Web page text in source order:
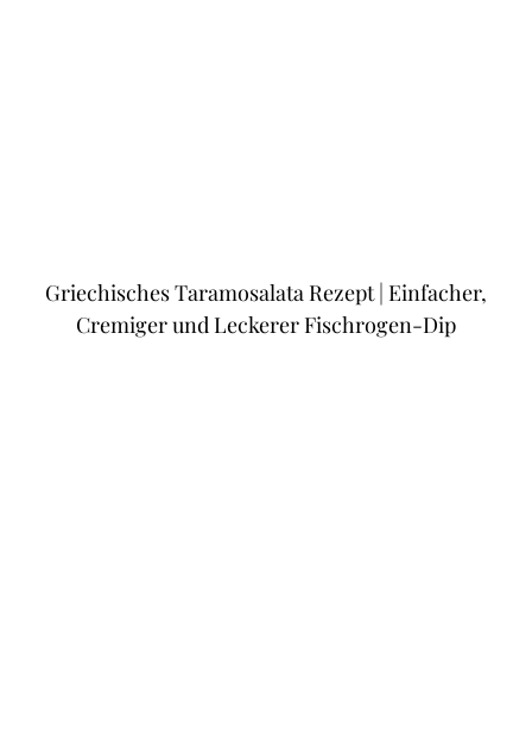
Griechisches Taramosalata Rezept | Einfacher,
Cremiger und Leckerer Fischrogen-Dip